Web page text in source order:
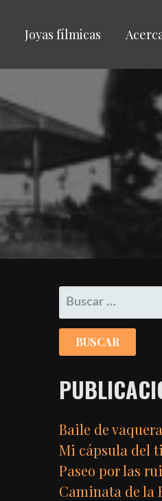
Joyas fílmicas
BUSCAR:
Baile de
Mi cápsula del
Paseo por las
Caminata de la